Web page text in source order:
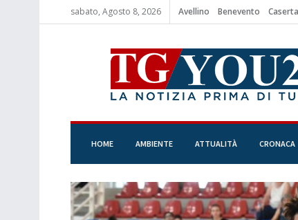
sabato, Agosto 8, 2026 Avellino Benevento Caserta
HOME AMBIENTE ATTUALITÀ CRONACA